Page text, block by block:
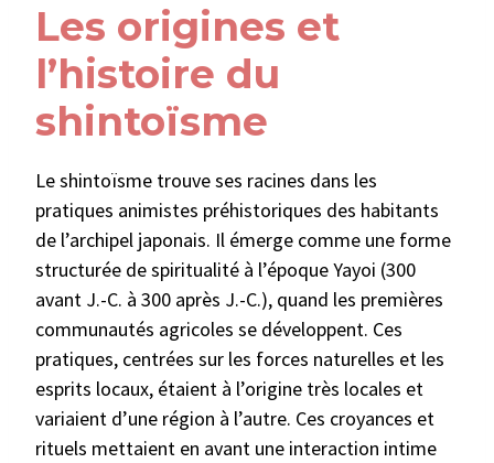
Les origines et
l’histoire du
shintoïsme
Le shintoïsme trouve ses racines dans les
pratiques animistes préhistoriques des habitants
de l’archipel japonais. Il émerge comme une forme
structurée de spiritualité à l’époque Yayoi (300
avant J.-C. à 300 après J.-C.), quand les premières
communautés agricoles se développent. Ces
pratiques, centrées sur les forces naturelles et les
esprits locaux, étaient à l’origine très locales et
variaient d’une région à l’autre. Ces croyances et
rituels mettaient en avant une interaction intime